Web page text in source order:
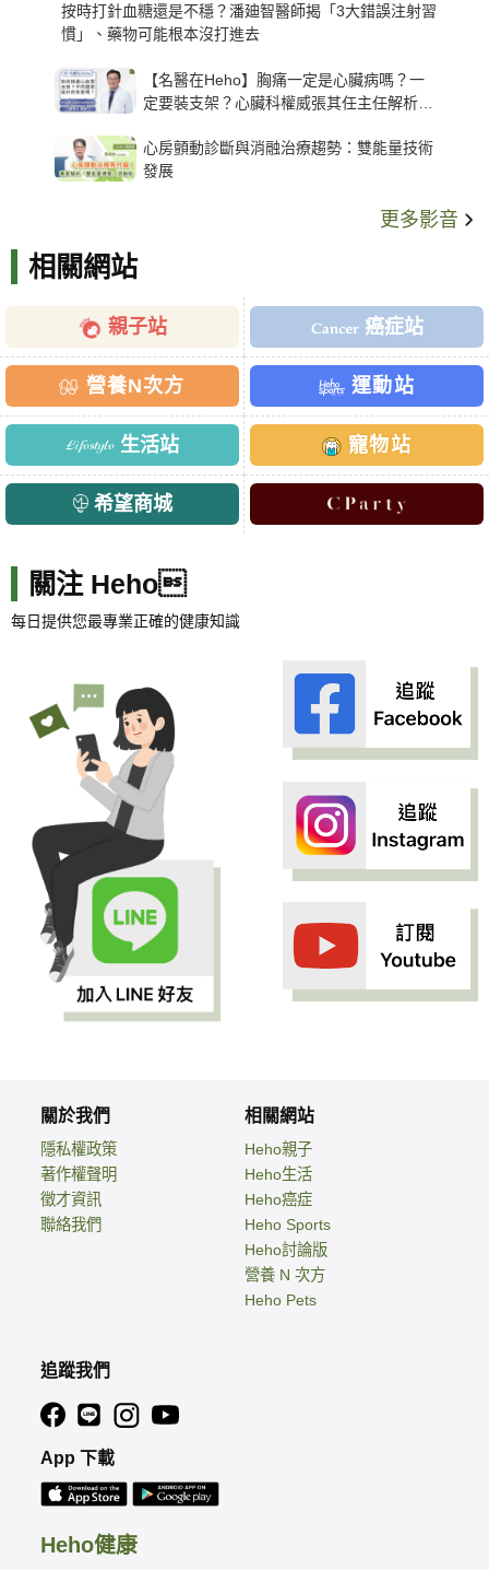
按時打針血糖還是不穩？潘廸智醫師揭「3大錯誤注射習
慣」、藥物可能根本沒打進去
【名醫在Heho】胸痛一定是心臟病嗎？一
定要裝支架？心臟科權威張其任主任解析支
心房顫動診斷與消融治療趨勢：雙能量技術
發展
更多影音
相關網站
親子站 癌症站
營養N次方 運動站
生活站 寵物站
希望商城
關注 Heho
每日提供您最專業正確的健康知識
Heho健康
關於我們
隱私權政策
著作權聲明
徵才資訊
聯絡我們
相關網站
Heho親子
Heho生活
Heho癌症
Heho Sports
Heho討論版
營養 N 次方
Heho Pets
追蹤我們
App 下載